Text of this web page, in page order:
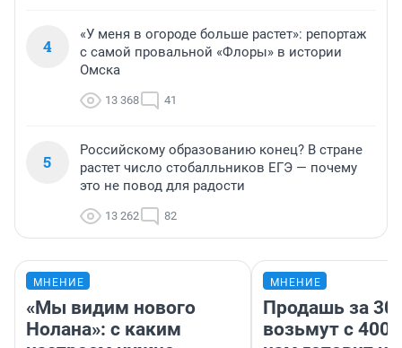
4
«У меня в огороде больше растет»: репортаж
с самой провальной «Флоры» в истории
Омска
13 368 41
5
Российскому образованию конец? В стране
растет число стобалльников ЕГЭ — почему
это не повод для радости
13 262 82
МНЕНИЕ
«Мы видим нового
Нолана»: с каким
МНЕНИЕ
Продашь за
возьмут с